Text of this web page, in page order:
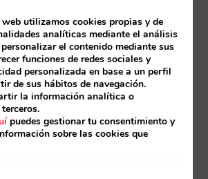
mobile, tipo de habitación,
origen. Un mundo de
que entiendas de la mejor
directa y las oportunidades de
con todas las versiones de
utilizamos cookies propias y de
analíticas mediante el análisis
el contenido mediante sus
funciones de redes sociales y
personalizada en base a un perfil
de sus hábitos de navegación.
la información analítica o
puedes gestionar tu consentimiento y
sobre las cookies que